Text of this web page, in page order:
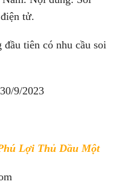
tử.
đầu tiên có nhu cầu soi
9/2023
Lợi Thủ Dầu Một